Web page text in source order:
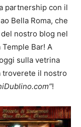
partnership con il
Bella Roma, che
nostro blog nel
Bar! A
sulla vetrina
troverete il nostro
!